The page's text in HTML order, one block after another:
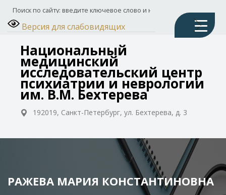
Версия для слабовидящих
Национальный
медицинский
исследовательский центр
психиатрии и неврологии
им. В.М. Бехтерева
192019, Санкт-Петербург, ул. Бехтерева, д. 3
РАЖЕВА МАРИЯ КОНСТАНТИНОВНА